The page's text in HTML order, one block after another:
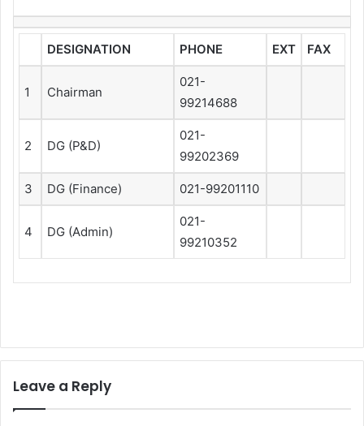
DESIGNATION PHONE EXT FAX
1 Chairman
021-
99214688
2 DG (P&D)
021-
99202369
3 DG (Finance) 021-99201110
4 DG (Admin)
021-
99210352
Leave a Reply